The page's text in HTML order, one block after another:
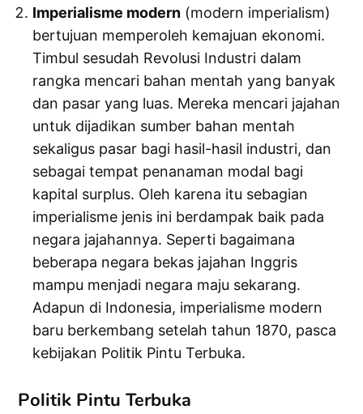
Imperialisme modern (modern imperialism)
bertujuan memperoleh kemajuan ekonomi.
Timbul sesudah Revolusi Industri dalam
rangka mencari bahan mentah yang banyak
dan pasar yang luas. Mereka mencari jajahan
untuk dijadikan sumber bahan mentah
sekaligus pasar bagi hasil-hasil industri, dan
sebagai tempat penanaman modal bagi
kapital surplus. Oleh karena itu sebagian
imperialisme jenis ini berdampak baik pada
negara jajahannya. Seperti bagaimana
beberapa negara bekas jajahan Inggris
mampu menjadi negara maju sekarang.
Adapun di Indonesia, imperialisme modern
baru berkembang setelah tahun 1870, pasca
kebijakan Politik Pintu Terbuka.
Politik Pintu Terbuka